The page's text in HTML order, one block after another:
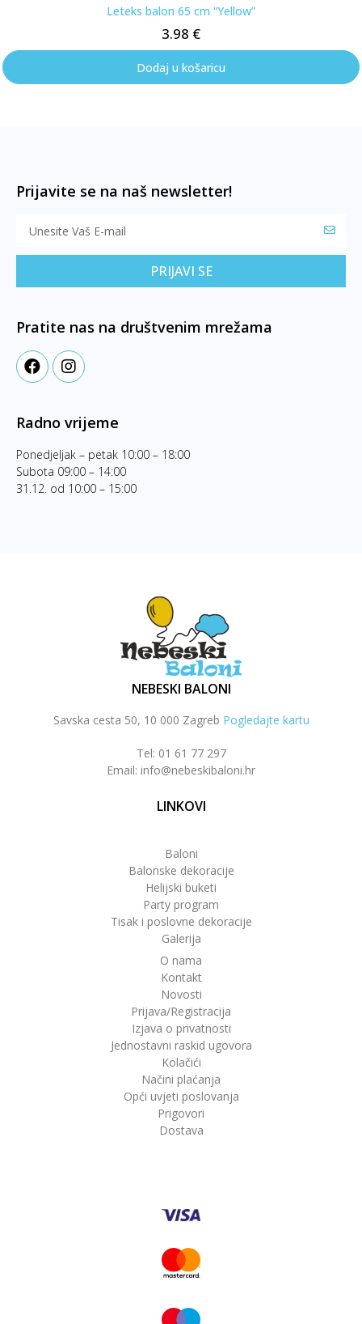
Leteks balon 65 cm “Yellow”
3.98 €
Dodaj u košaricu
Prijavite se na naš newsletter!
PRIJAVI SE
Pratite nas na društvenim mrežama
Radno vrijeme
Ponedjeljak – petak 10:00 – 18:00
Subota 09:00 – 14:00
31.12. od 10:00 – 15:00
NEBESKI BALONI
Savska cesta 50, 10 000 Zagreb Pogledajte kartu
Tel: 01 61 77 297
Email: info@nebeskibaloni.hr
LINKOVI
Baloni
Balonske dekoracije
Helijski buketi
Party program
Tisak i poslovne dekoracije
Galerija
O nama
Kontakt
Novosti
Prijava/Registracija
Izjava o privatnosti
Jednostavni raskid ugovora
Kolačići
Načini plaćanja
Opći uvjeti poslovanja
Prigovori
Dostava